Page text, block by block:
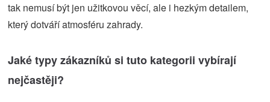
tak nemusí být jen užitkovou věcí, ale i hezkým detailem,
který dotváří atmosféru zahrady.
Jaké typy zákazníků si tuto kategorii vybírají
nejčastěji?